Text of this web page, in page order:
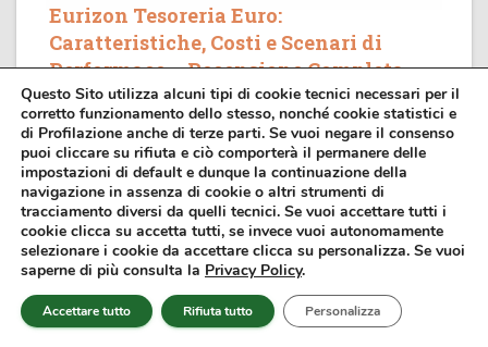
Eurizon Tesoreria Euro:
Caratteristiche, Costi e Scenari di
Performace – Recensione Completa
Stai cercando informazioni su Eurizon Tesoreria Euro
Classe AM (ISIN: IT0005367757)? Allora sei nel posto
giusto. In questa guida completa analizzeremo le
caratteristiche principali del fondo, i costi, il profilo di
rischio e le performance ipotetiche....
Questo Sito utilizza alcuni tipi di cookie tecnici necessari per il
corretto funzionamento dello stesso, nonché cookie statistici e
di Profilazione anche di terze parti. Se vuoi negare il consenso
puoi cliccare su rifiuta e ciò comporterà il permanere delle
impostazioni di default e dunque la continuazione della
navigazione in assenza di cookie o altri strumenti di
tracciamento diversi da quelli tecnici. Se vuoi accettare tutti i
cookie clicca su accetta tutti, se invece vuoi autonomamente
selezionare i cookie da accettare clicca su personalizza. Se vuoi
saperne di più consulta la Privacy Policy.
Accettare tutto Rifiuta tutto Personalizza